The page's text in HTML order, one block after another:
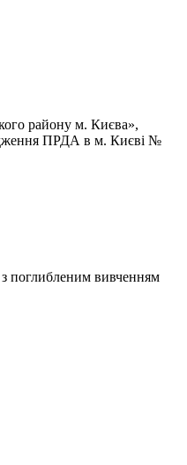
району м. Києва»,
ПРДА в м. Києві №
з поглибленим вивченням